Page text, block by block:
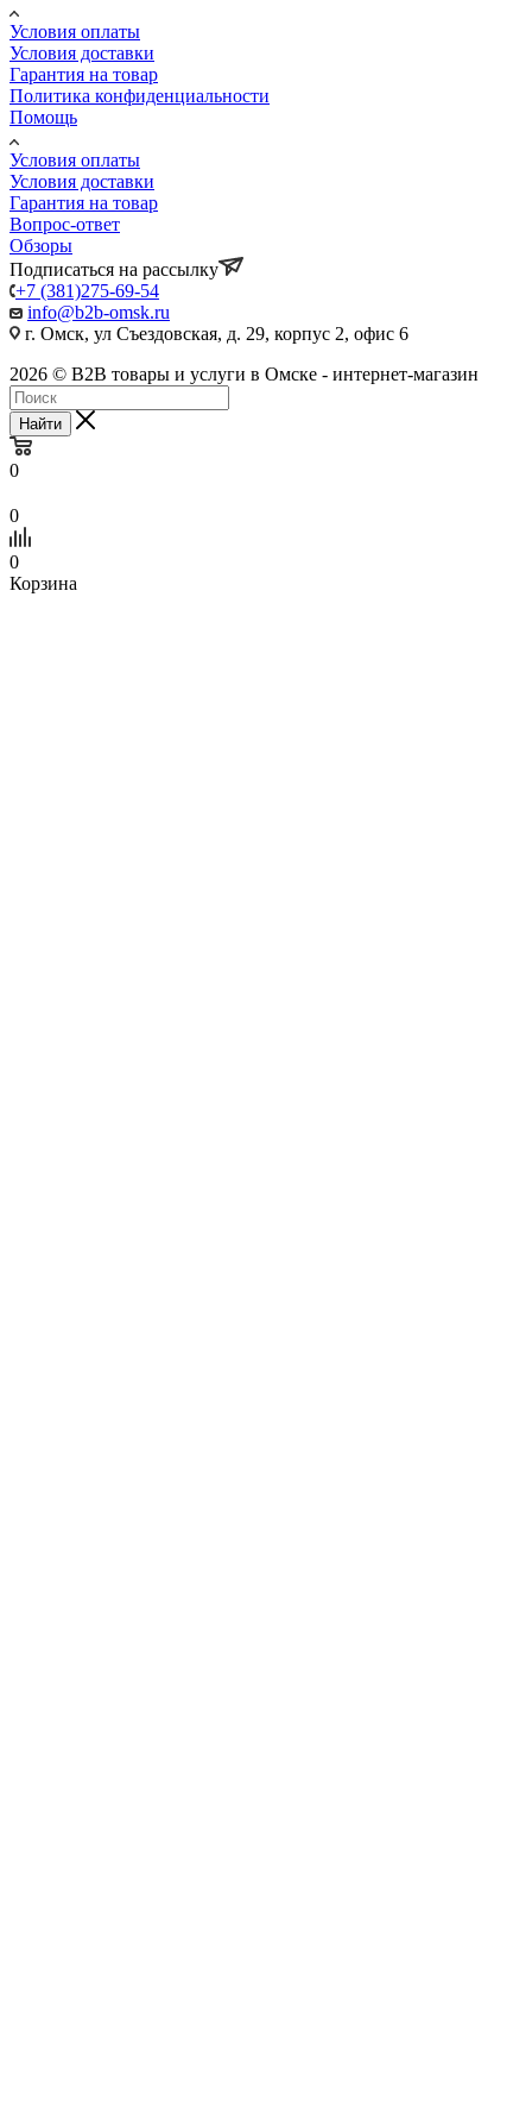
Условия оплаты
Условия доставки
Гарантия на товар
Политика конфиденциальности
Помощь
Условия оплаты
Условия доставки
Гарантия на товар
Вопрос-ответ
Обзоры
Подписаться на рассылку
+7 (381)275-69-54
info@b2b-omsk.ru
г. Омск, ул Съездовская, д. 29, корпус 2, офис 6
2026 © B2B товары и услуги в Омске - интернет-магазин
Найти
0
0
0
Корзина